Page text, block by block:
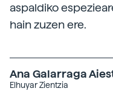
aspaldiko
hain zuzen ere.
Ana Galarraga
Elhuyar Zientzia